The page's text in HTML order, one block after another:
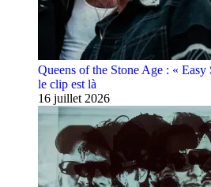
Queens of the Stone Age : «
le clip est là
16 juillet 2026